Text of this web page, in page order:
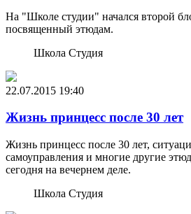
На "Школе студии" начался второй
посвященный этюдам.
Школа Студия
22.07.2015 19:40
Жизнь принцесс после 30 лет
Жизнь принцесс после 30 лет,
самоуправления и многие другие
сегодня на вечернем деле.
Школа Студия